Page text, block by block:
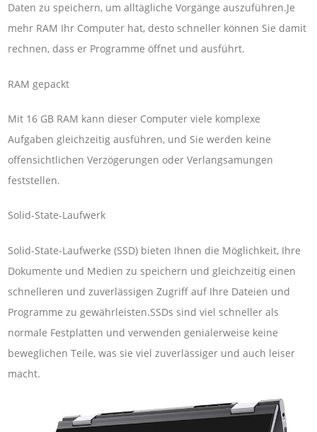
Daten zu speichern, um alltägliche Vorgänge auszuführen.Je
mehr RAM Ihr Computer hat, desto schneller können Sie damit
rechnen, dass er Programme öffnet und ausführt.
RAM gepackt
Mit 16 GB RAM kann dieser Computer viele komplexe
Aufgaben gleichzeitig ausführen, und Sie werden keine
offensichtlichen Verzögerungen oder Verlangsamungen
feststellen.
Solid-State-Laufwerk
Solid-State-Laufwerke (SSD) bieten Ihnen die Möglichkeit, Ihre
Dokumente und Medien zu speichern und gleichzeitig einen
schnelleren und zuverlässigen Zugriff auf Ihre Dateien und
Programme zu gewährleisten.SSDs sind viel schneller als
normale Festplatten und verwenden genialerweise keine
beweglichen Teile, was sie viel zuverlässiger und auch leiser
macht.